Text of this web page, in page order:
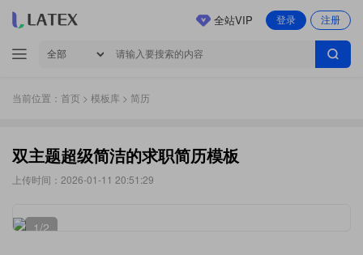
登录 注册
全站VIP
当前位置： 首页 > 模板库 > 简历
双主题超级简洁的求职简历模板
上传时间：2026-01-11 20:51:29
1/2